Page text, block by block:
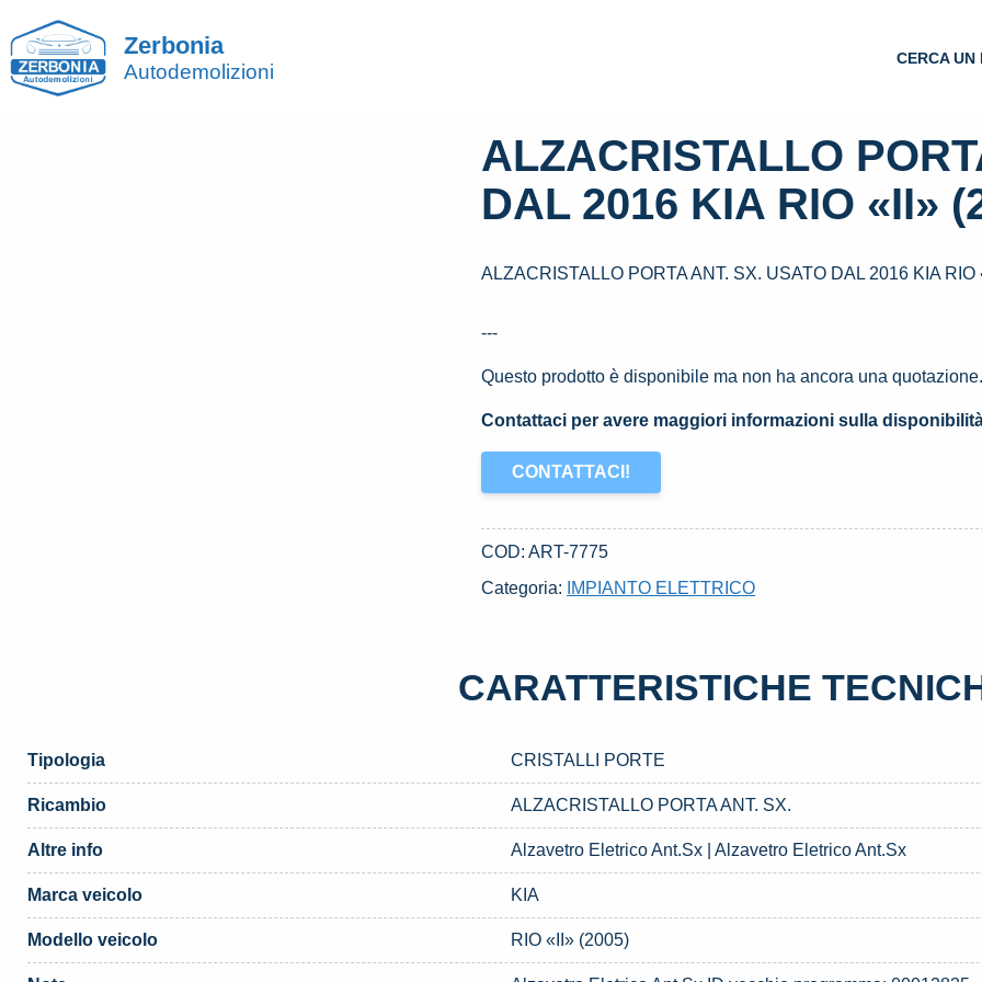
Zerbonia
Autodemolizioni
CERCA UN
ALZACRISTALLO
DAL 2016 KIA RIO «II»
ALZACRISTALLO PORTA ANT. SX. USATO DAL 2016 KIA RIO
---
Questo prodotto è disponibile ma non ha ancora una
Contattaci per avere maggiori informazioni sulla
CONTATTACI!
COD:ART-7775
Categoria:
IMPIANTO ELETTRICO
CARATTERISTICHE
Tipologia CRISTALLI PORTE
Ricambio ALZACRISTALLO PORTA ANT. SX.
Altre info Alzavetro Eletrico Ant.Sx | Alzavetro Eletrico Ant.Sx
Marca veicolo KIA
Modello veicolo RIO «II» (2005)